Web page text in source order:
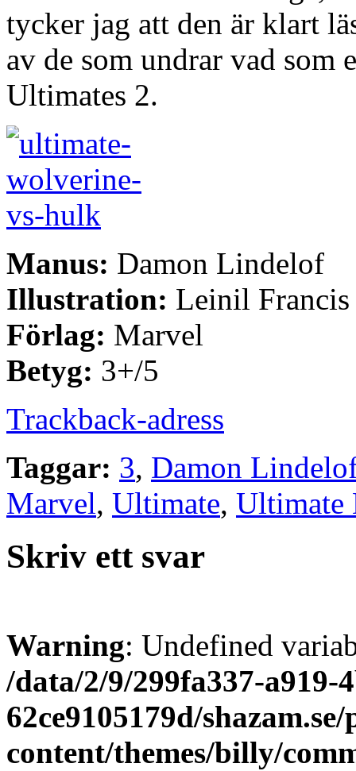
tycker jag att den är klart
av de som undrar vad som
Ultimates 2.
Manus: Damon Lindelof
Illustration: Leinil Francis
Förlag: Marvel
Betyg: 3+/5
Trackback-adress
Taggar: 3, Damon
Marvel, Ultimate, Ultimate
Skriv ett svar
Warning: Undefined
/data/2/9/299fa337-a919-
62ce9105179d/
content/themes/billy/